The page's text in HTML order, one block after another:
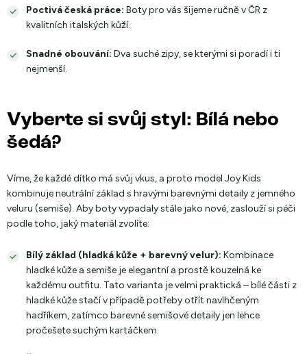
Poctivá česká práce: Boty pro vás šijeme ručně v ČR z
kvalitních italských kůží.
Snadné obouvání: Dva suché zipy, se kterými si poradí i ti
nejmenší.
Vyberte si svůj styl: Bílá nebo
šedá?
Víme, že každé dítko má svůj vkus, a proto model Joy Kids
kombinuje neutrální základ s hravými barevnými detaily z jemného
veluru (semiše). Aby boty vypadaly stále jako nové, zaslouží si péči
podle toho, jaký materiál zvolíte:
Bílý základ (hladká kůže + barevný velur): Kombinace
hladké kůže a semiše je elegantní a prostě kouzelná ke
každému outfitu. Tato varianta je velmi praktická – bílé části z
hladké kůže stačí v případě potřeby otřít navlhčeným
hadříkem, zatímco barevné semišové detaily jen lehce
pročešete suchým kartáčkem.